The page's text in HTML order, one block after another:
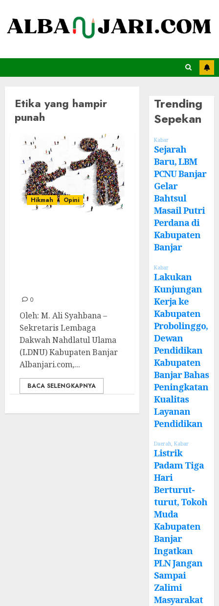
Etika yang hampir
punah
Hikmah Opini
0
Oleh: M. Ali Syahbana –
Sekretaris Lembaga
Dakwah Nahdlatul Ulama
(LDNU) Kabupaten Banjar
Albanjari.com,...
BACA SELENGKAPNYA
Trending
Sepekan
Kabar
Sejarah
Baru, LBM
PCNU Banjar
Gelar
Bahtsul
Masail Putri
Perdana di
Kabupaten
Banjar
Kabar
Lakukan
Kunjungan
Kerja ke
Kabupaten
Probolinggo,
Dewan
Pendidikan
Kabupaten
Banjar Bahas
Peningkatan
Kualitas
Layanan
Pendidikan
Daerah ,Kabar
Listrik
Padam Tiga
Hari
Berturut-
turut, Tokoh
Muda
Kabupaten
Banjar
Ingatkan
PLN Jangan
Sampai
Zalimi
Masyarakat